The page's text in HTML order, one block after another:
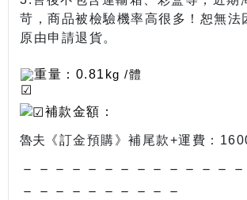
苛，商品被檢驗機率高很多！恕無法
原由申請退貨。
重量 ：0.81kg /體
補款金額：
魯夫 《訂金預購》補尾款+運費：
－－－－ －－－－－－－－－
－－－－－－－－－－